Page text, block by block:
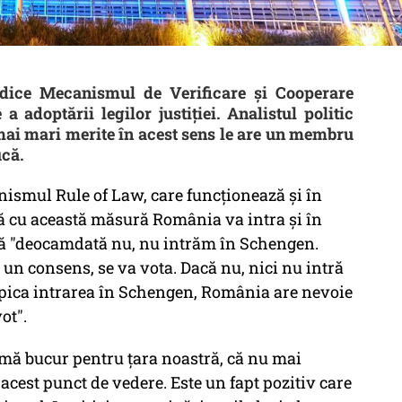
Mecanismul de Verificare şi Cooperare
a adoptării legilor justiţiei. Analistul politic
mari merite în acest sens le are un membru
Rule of Law, care funcţionează şi în
cu această măsură România va intra şi în
"deocamdată nu, nu intrăm în Schengen.
consens, se va vota. Dacă nu, nici nu intră
intrarea în Schengen, România are nevoie
bucur pentru ţara noastră, că nu mai
punct de vedere. Este un fapt pozitiv care